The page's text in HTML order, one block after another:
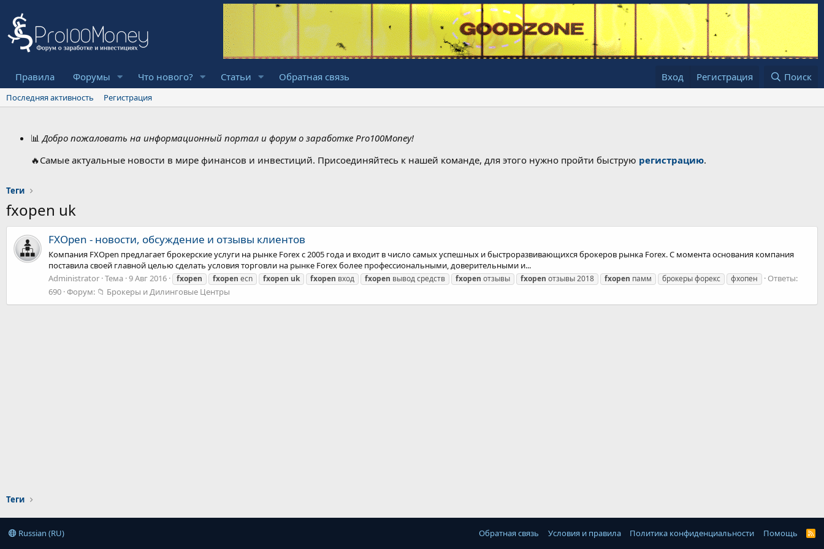
Правила Форумы Что нового? Статьи Обратная связь Вход Регистрация Поиск
Последняя активность Регистрация
📊 Добро пожаловать на информационный портал и форум о заработке Pro100Money!
🔥Самые актуальные новости в мире финансов и инвестиций. Присоединяйтесь к нашей команде, для этого нужно пройти быструю регистрацию.
Теги
fxopen uk
FXOpen - новости, обсуждение и отзывы клиентов
Компания FXOpen предлагает брокерские услуги на рынке Forex с 2005 года и входит в число самых успешных и быстроразвивающихся брокеров рынка Forex. С момента основания компания
поставила своей главной целью сделать условия торговли на рынке Forex более профессиональными, доверительными и...
Administrator Тема 9 Авг 2016 fxopen fxopen ecn fxopen uk fxopen вход fxopen вывод средств fxopen отзывы fxopen отзывы 2018 fxopen памм брокеры форекс фхопен
Ответы:
690 Форум: 📁 Брокеры и Дилинговые Центры
Теги
Russian (RU) Обратная связь Условия и правила Политика конфиденциальности Помощь
R